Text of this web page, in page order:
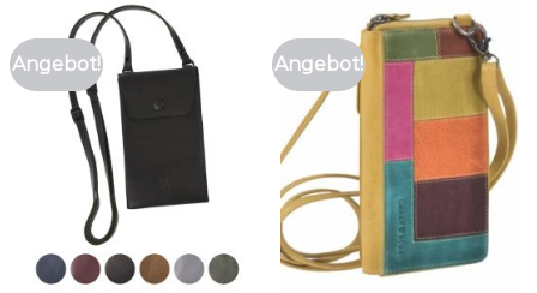
Angebot! Angebot!